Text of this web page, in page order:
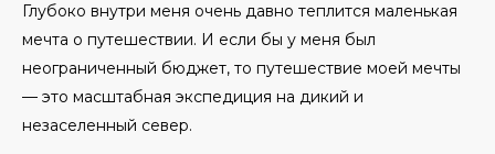
Глубоко внутри меня очень давно теплится маленькая
мечта о путешествии. И если бы у меня был
неограниченный бюджет, то путешествие моей мечты
— это масштабная экспедиция на дикий и
незаселенный север.